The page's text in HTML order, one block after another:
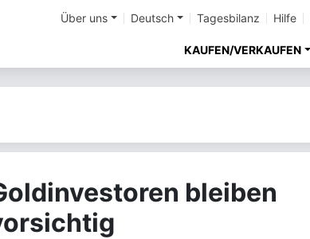
Über uns Deutsch Tagesbilanz Hilfe
KAUFEN/VERKAUFEN
bleiben